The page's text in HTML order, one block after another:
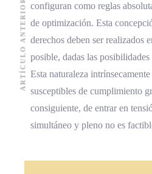
configuran como reglas
de optimización. Esta
derechos deben ser realizados
posible, dadas las
Esta naturaleza
susceptibles de cumplimiento
consiguiente, de entrar en
simultáneo y pleno no es
ARTÍCULO ANTERIOR